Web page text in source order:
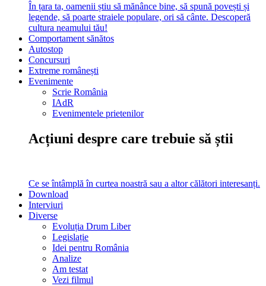
În țara ta, oamenii știu să mănânce bine, să spună povești și
legende, să poarte straiele populare, ori să cânte. Descoperă
cultura neamului tău!
Comportament sănătos
Autostop
Concursuri
Extreme românești
Evenimente
Scrie România
IAdR
Evenimentele prietenilor
Acțiuni despre care trebuie să știi
Ce se întâmplă în curtea noastră sau a altor călători interesanți.
Download
Interviuri
Diverse
Evoluția Drum Liber
Legislație
Idei pentru România
Analize
Am testat
Vezi filmul